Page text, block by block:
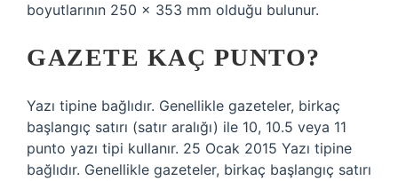
boyutlarının 250 x 353 mm olduğu bulunur.
GAZETE KAÇ PUNTO?
Yazı tipine bağlıdır. Genellikle gazeteler, birkaç
başlangıç ​​satırı (satır aralığı) ile 10, 10.5 veya 11
punto yazı tipi kullanır. 25 Ocak 2015 Yazı tipine
bağlıdır. Genellikle gazeteler, birkaç başlangıç ​​satırı